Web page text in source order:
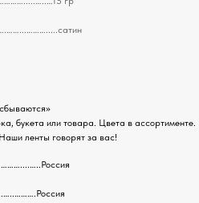
букета или товара. Цвета в ассортименте.
ленты говорят за вас!